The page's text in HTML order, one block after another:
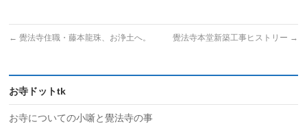
← 覺法寺住職・藤本龍珠、お浄土へ。 覺法寺本堂新築工事ヒストリー →
お寺ドットtk
お寺についての小噺と覺法寺の事